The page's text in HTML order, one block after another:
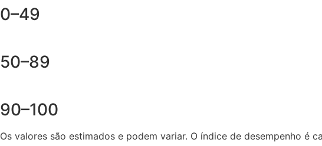
0–49
50–89
90–100
Os valores são estimados e podem variar. O índice de desempenho é